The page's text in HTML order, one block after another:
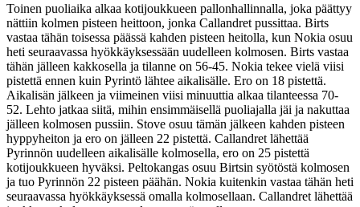
Toinen puoliaika alkaa kotijoukkueen pallonhallinnalla, joka päättyy
nättiin kolmen pisteen heittoon, jonka Callandret pussittaa. Birts
vastaa tähän toisessa päässä kahden pisteen heitolla, kun Nokia osuu
heti seuraavassa hyökkäyksessään uudelleen kolmosen. Birts vastaa
tähän jälleen kakkosella ja tilanne on 56-45. Nokia tekee vielä viisi
pistettä ennen kuin Pyrintö lähtee aikalisälle. Ero on 18 pistettä.
Aikalisän jälkeen ja viimeinen viisi minuuttia alkaa tilanteessa 70-
52. Lehto jatkaa siitä, mihin ensimmäisellä puoliajalla jäi ja nakuttaa
jälleen kolmosen pussiin. Stove osuu tämän jälkeen kahden pisteen
hyppyheiton ja ero on jälleen 22 pistettä. Callandret lähettää
Pyrinnön uudelleen aikalisälle kolmosella, ero on 25 pistettä
kotijoukkueen hyväksi. Peltokangas osuu Birtsin syötöstä kolmosen
ja tuo Pyrinnön 22 pisteen päähän. Nokia kuitenkin vastaa tähän heti
seuraavassa hyökkäyksessä omalla kolmosellaan. Callandret lähettää